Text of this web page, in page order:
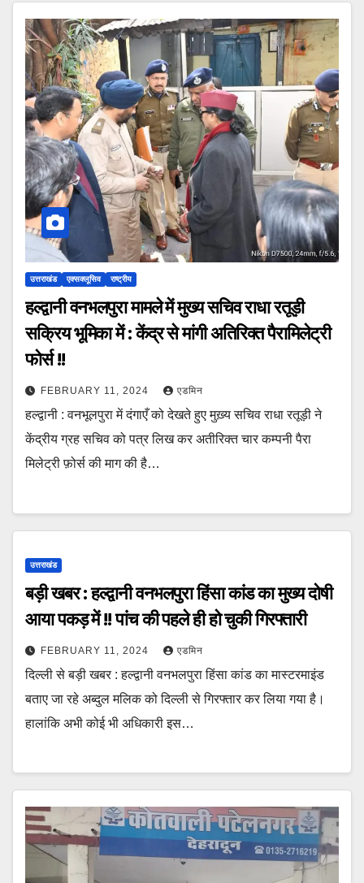
उत्तराखंड एक्सक्लूसिव राष्ट्रीय
हल्द्वानी वनभलपुरा मामले में मुख्य सचिव राधा रतूड़ी
सक्रिय भूमिका में : केंद्र से मांगी अतिरिक्त पैरामिलेट्री
फोर्स !!
FEBRUARY 11, 2024 एडमिन
हल्द्वानी : वनभूलपुरा में दंगाएँ को देखते हुए मुख़्य सचिव राधा रतूड़ी ने
केंद्रीय ग्रह सचिव को पत्र लिख कर अतीरिक्त चार कम्पनी पैरा
मिलेट्री फ़ोर्स की माग की है…
उत्तराखंड
बड़ी खबर : हल्द्वानी वनभलपुरा हिंसा कांड का मुख्य दोषी
आया पकड़ में !! पांच की पहले ही हो चुकी गिरफ्तारी
FEBRUARY 11, 2024 एडमिन
दिल्ली से बड़ी खबर : हल्द्वानी वनभलपुरा हिंसा कांड का मास्टरमाइंड
बताए जा रहे अब्दुल मलिक को दिल्ली से गिरफ्तार कर लिया गया है।
हालांकि अभी कोई भी अधिकारी इस…